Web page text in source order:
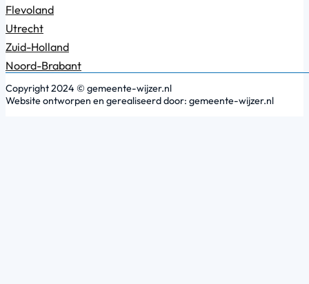
Flevoland
Utrecht
Zuid-Holland
Noord-Brabant
Copyright 2024 © gemeente-wijzer.nl
Website ontworpen en gerealiseerd door: gemeente-wijzer.nl